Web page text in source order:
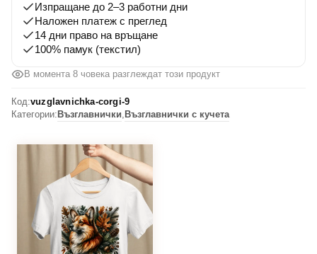
Изпращане до 2–3 работни дни
Наложен платеж с преглед
14 дни право на връщане
100% памук (текстил)
В момента 8 човека разглеждат този продукт
Код:vuzglavnichka-corgi-9
Категории: Възглавнички, Възглавнички с кучета